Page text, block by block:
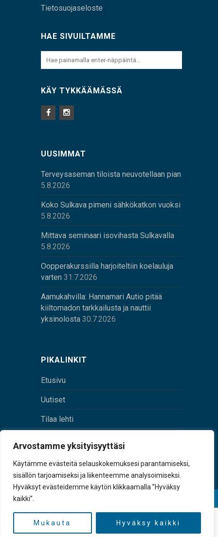
Arvostamme yksityisyyttäsi
Käytämme evästeitä selauskokemuksesi parantamiseksi,
sisällön tarjoamiseksi ja liikenteemme analysoimiseksi.
Hyväksyt evästeidemme käytön klikkaamalla ”Hyväksy
kaikki”.
Mukauta Hyväksy kaikki
Tietosuojaseloste
HAE SIVUILTAMME
KÄY TYKKÄÄMÄSSÄ
UUSIMMAT
Terveysaseman tiloista neuvotellaan pian
5.8.2026
Koko Sulkava pimeni sähkökatkon vuoksi
5.8.2026
Mittava seminaari isovihasta Sulkavalla
5.8.2026
Oopperakurssilla harjoiteltiin koelauluja
varten 31.7.2026
Aamukahvilla: Hannamari Autio pitää
kiiltomadon tarkkailusta ja nauttii
yksinolosta 30.7.2026
PIKALINKIT
Etusivu
Uutiset
Tilaa lehti
tunnus 0167229-8
TAKAISIN YLÖS